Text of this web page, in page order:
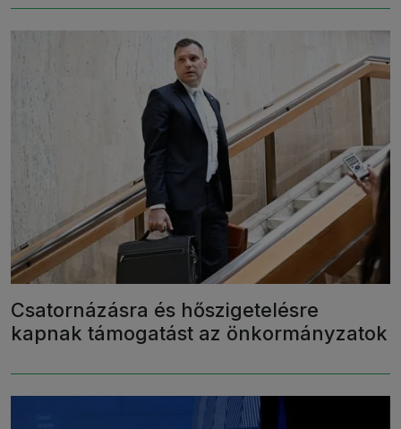
Csatornázásra és hőszigetelésre
kapnak támogatást az önkormányzatok